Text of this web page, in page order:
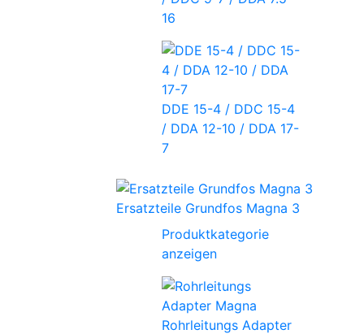
16
DDE 15-4 / DDC 15-4
/ DDA 12-10 / DDA 17-
7
Ersatzteile Grundfos Magna 3
Produktkategorie
anzeigen
Rohrleitungs Adapter